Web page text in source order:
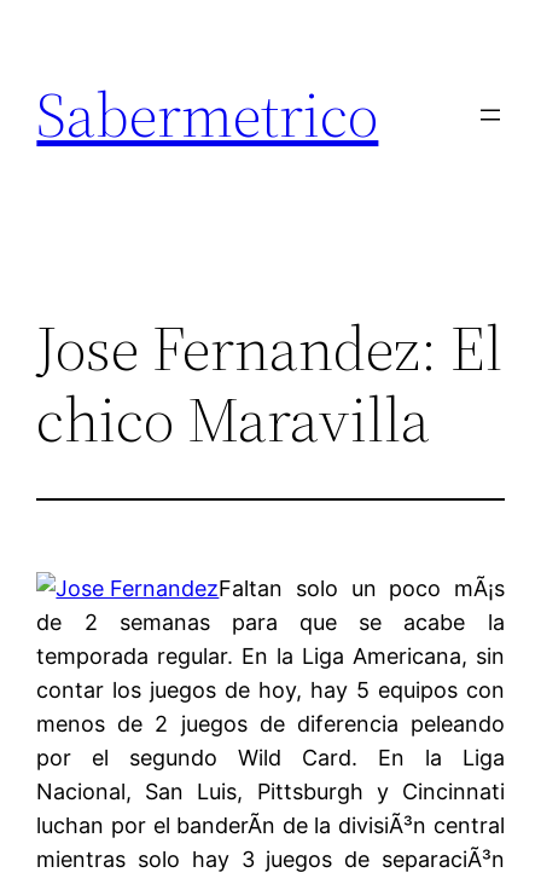
contenido
Sabermetrico
Jose Fernandez: El
chico Maravilla
Faltan solo un poco mÃ¡s
de 2 semanas para que se acabe la
temporada regular. En la Liga Americana, sin
contar los juegos de hoy, hay 5 equipos con
menos de 2 juegos de diferencia peleando
por el segundo Wild Card. En la Liga
Nacional, San Luis, Pittsburgh y Cincinnati
luchan por el banderÃ­n de la divisiÃ³n central
mientras solo hay 3 juegos de separaciÃ³n